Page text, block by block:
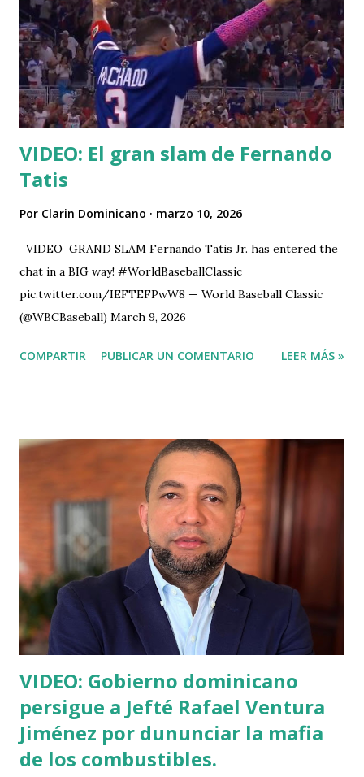
VIDEO: El gran slam de Fernando
Tatis
Por Clarin Dominicano marzo 10, 2026
VIDEO GRAND SLAM Fernando Tatis Jr. has entered the
chat in a BIG way! #WorldBaseballClassic
pic.twitter.com/IEFTEFPwW8 — World Baseball Classic
(@WBCBaseball) March 9, 2026
COMPARTIR PUBLICAR UN COMENTARIO LEER MÁS »
VIDEO: Gobierno dominicano
persigue a Jefté Rafael Ventura
Jiménez por dununciar la mafia
de los combustibles.